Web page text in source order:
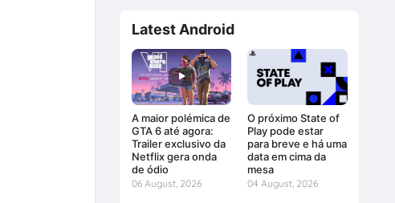
Latest Android
A maior polémica de
GTA 6 até agora:
Trailer exclusivo da
Netflix gera onda
de ódio
06 August, 2026
O próximo State of
Play pode estar
para breve e há uma
data em cima da
mesa
04 August, 2026